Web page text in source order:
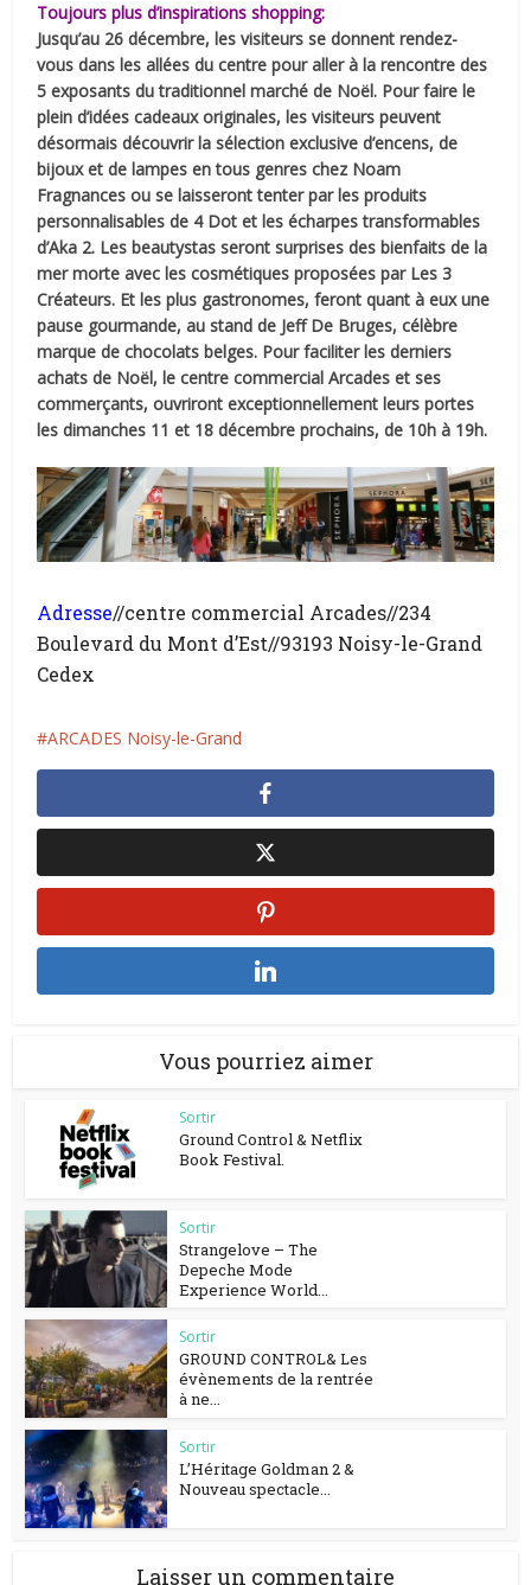
Toujours plus d’inspirations shopping:
Jusqu’au 26 décembre, les visiteurs se donnent rendez-
vous dans les allées du centre pour aller à la rencontre des
5 exposants du traditionnel marché de Noël. Pour faire le
plein d’idées cadeaux originales, les visiteurs peuvent
désormais découvrir la sélection exclusive d’encens, de
bijoux et de lampes en tous genres chez Noam
Fragnances ou se laisseront tenter par les produits
personnalisables de 4 Dot et les écharpes transformables
d’Aka 2. Les beautystas seront surprises des bienfaits de la
mer morte avec les cosmétiques proposées par Les 3
Créateurs. Et les plus gastronomes, feront quant à eux une
pause gourmande, au stand de Jeff De Bruges, célèbre
marque de chocolats belges. Pour faciliter les derniers
achats de Noël, le centre commercial Arcades et ses
commerçants, ouvriront exceptionnellement leurs portes
les dimanches 11 et 18 décembre prochains, de 10h à 19h.
Adresse//centre commercial Arcades//234
Boulevard du Mont d’Est//93193 Noisy-le-Grand
Cedex
ARCADES Noisy-le-Grand
Vous pourriez aimer
Sortir
Ground Control & Netflix
Book Festival.
Sortir
Strangelove – The
Depeche Mode
Experience World...
Sortir
GROUND CONTROL& Les
évènements de la rentrée
à ne...
Sortir
L’Héritage Goldman 2 &
Nouveau spectacle...
Laisser un commentaire